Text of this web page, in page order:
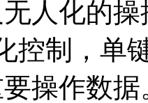
人化的
控制，单
操作数据